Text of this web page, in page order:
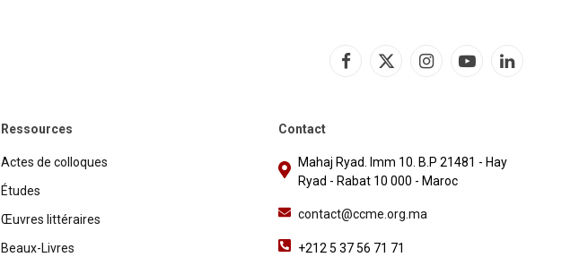
Facebook
X
InstagramYouTubeLinkedIn
Ressources
Actes de colloques
Études
Œuvres littéraires
Beaux-Livres
Contact
Mahaj Ryad. Imm 10. B.P 21481 - Hay
Ryad - Rabat 10 000 - Maroc
contact@ccme.org.ma
+212 5 37 56 71 71